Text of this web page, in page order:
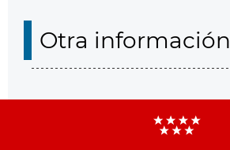
Otra información